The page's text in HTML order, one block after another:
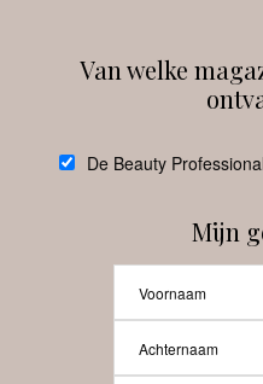
Van welke
De Beauty Professional
Mijn